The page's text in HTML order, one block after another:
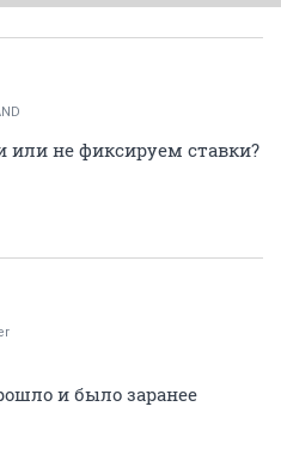
не фиксируем ставки?
и было заранее